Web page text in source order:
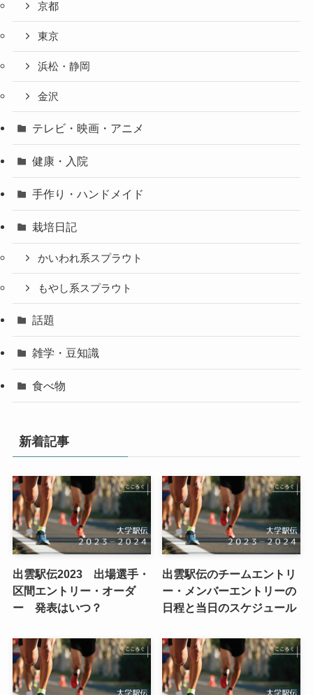
京都
東京
浜松・静岡
金沢
テレビ・映画・アニメ
健康・入院
手作り・ハンドメイド
栽培日記
かいわれ系スプラウト
もやし系スプラウト
話題
雑学・豆知識
食べ物
新着記事
出雲駅伝2023 出場選手・
区間エントリー・オーダ
ー 発表はいつ？
出雲駅伝のチームエントリ
ー・メンバーエントリーの
日程と当日のスケジュール